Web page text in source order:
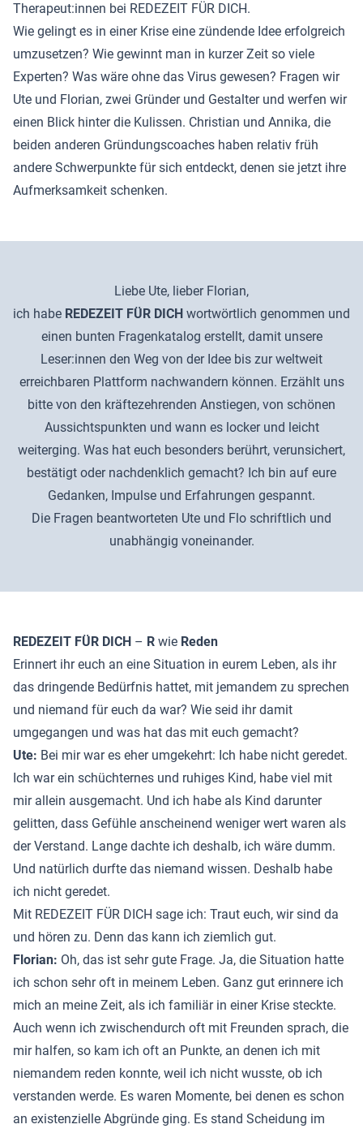
Therapeut:innen bei REDEZEIT FÜR DICH.
Wie gelingt es in einer Krise eine zündende Idee erfolgreich
umzusetzen? Wie gewinnt man in kurzer Zeit so viele
Experten? Was wäre ohne das Virus gewesen? Fragen wir
Ute und Florian, zwei Gründer und Gestalter und werfen wir
einen Blick hinter die Kulissen. Christian und Annika, die
beiden anderen Gründungscoaches haben relativ früh
andere Schwerpunkte für sich entdeckt, denen sie jetzt ihre
Aufmerksamkeit schenken.
Liebe Ute, lieber Florian,
ich habe REDEZEIT FÜR DICH wortwörtlich genommen und
einen bunten Fragenkatalog erstellt, damit unsere
Leser:innen den Weg von der Idee bis zur weltweit
erreichbaren Plattform nachwandern können. Erzählt uns
bitte von den kräftezehrenden Anstiegen, von schönen
Aussichtspunkten und wann es locker und leicht
weiterging. Was hat euch besonders berührt, verunsichert,
bestätigt oder nachdenklich gemacht? Ich bin auf eure
Gedanken, Impulse und Erfahrungen gespannt.
Die Fragen beantworteten Ute und Flo schriftlich und
unabhängig voneinander.
REDEZEIT FÜR DICH – R wie Reden
Erinnert ihr euch an eine Situation in eurem Leben, als ihr
das dringende Bedürfnis hattet, mit jemandem zu sprechen
und niemand für euch da war? Wie seid ihr damit
umgegangen und was hat das mit euch gemacht?
Ute: Bei mir war es eher umgekehrt: Ich habe nicht geredet.
Ich war ein schüchternes und ruhiges Kind, habe viel mit
mir allein ausgemacht. Und ich habe als Kind darunter
gelitten, dass Gefühle anscheinend weniger wert waren als
der Verstand. Lange dachte ich deshalb, ich wäre dumm.
Und natürlich durfte das niemand wissen. Deshalb habe
ich nicht geredet.
Mit REDEZEIT FÜR DICH sage ich: Traut euch, wir sind da
und hören zu. Denn das kann ich ziemlich gut.
Florian: Oh, das ist sehr gute Frage. Ja, die Situation hatte
ich schon sehr oft in meinem Leben. Ganz gut erinnere ich
mich an meine Zeit, als ich familiär in einer Krise steckte.
Auch wenn ich zwischendurch oft mit Freunden sprach, die
mir halfen, so kam ich oft an Punkte, an denen ich mit
niemandem reden konnte, weil ich nicht wusste, ob ich
verstanden werde. Es waren Momente, bei denen es schon
an existenzielle Abgründe ging. Es stand Scheidung im